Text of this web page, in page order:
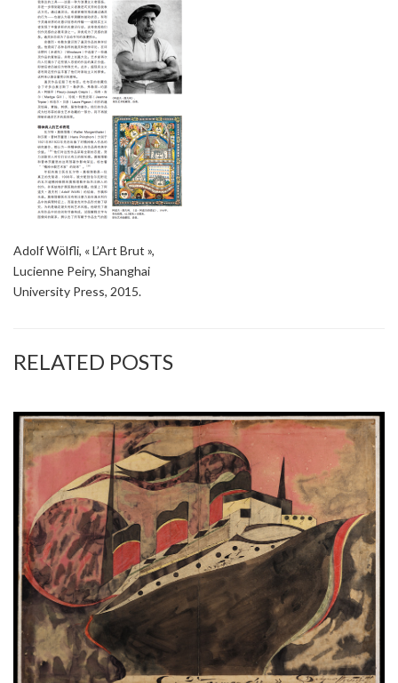
Adolf Wölfli, « L’Art Brut »,
Lucienne Peiry, Shanghai
University Press, 2015.
RELATED POSTS